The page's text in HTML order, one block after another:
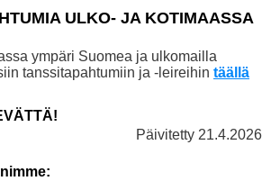
ULKO- JA KOTIMAASSA
ympäri Suomea ja ulkomailla
tanssitapahtumiin ja -leireihin täällä
Päivitetty 21.4.2026